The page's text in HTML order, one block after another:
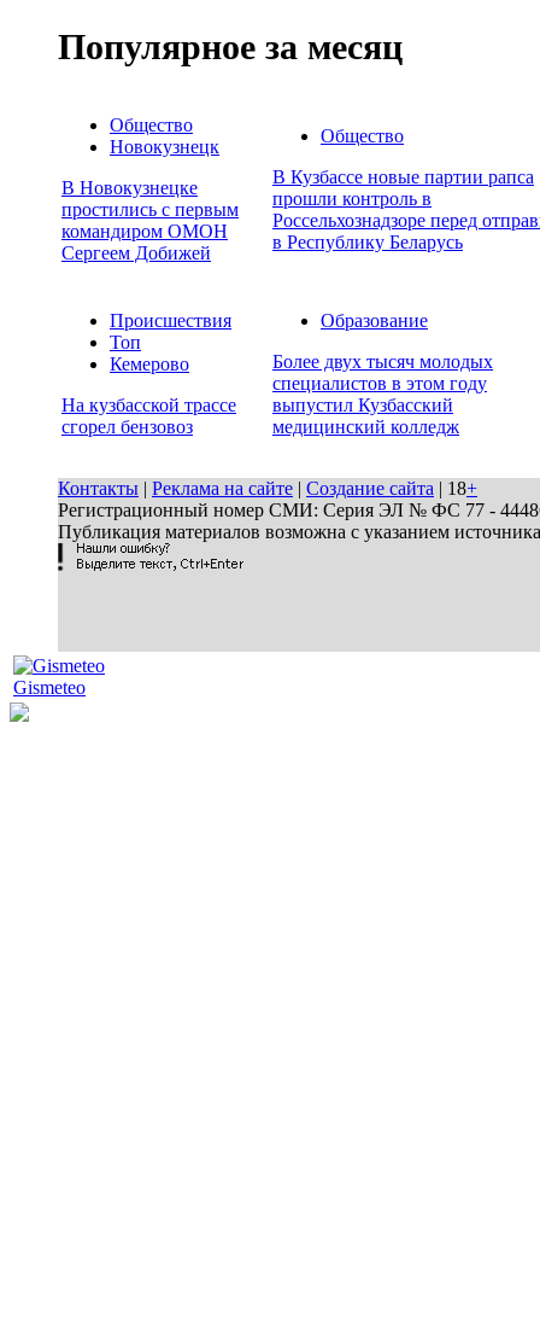
Популярное за месяц
Общество
Новокузнецк
В Новокузнецке
простились с первым
командиром ОМОН
Сергеем Добижей
Общество
В Кузбассе новые партии рапса
прошли контроль в
Россельхознадзоре перед
в Республику Беларусь
Происшествия
Топ
Кемерово
На кузбасской трассе
сгорел бензовоз
Образование
Более двух тысяч молодых
специалистов в этом году
выпустил Кузбасский
медицинский колледж
Контакты | Реклама на сайте | Создание сайта | 18+
Регистрационный номер СМИ: Серия ЭЛ № ФС 77 - 44486
Публикация материалов возможна с указанием
Gismeteo